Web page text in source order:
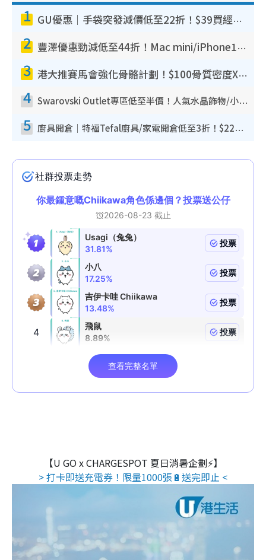
1 GU優惠｜手袋突發減價低至22折！$39買經典波士頓包/餃子袋！飾物同步減價$29起！
2 豐澤優惠勁減低至44折！Mac mini/iPhone17Pro大減價！廚房家電$220起
3 港大推賽馬會強化骨骼計劃！$100骨質密度X光檢查 完成免費運動訓練送超市禮券！附參加資格
4 Swarovski Outlet專區低至半價！人氣水晶飾物/小擺設$138起！迪士尼款/水晶高跟鞋都有平
5 廚具開倉｜特福Tefal廚具/家電開倉低至3折！$220起買平底鍋/炒鑊/湯煲！電飯煲/吸塵機/燙斗$418起
【U GO x CHARGESPOT 夏日消暑企劃⚡】
> 打卡即送充電券！限量1000張🔋送完即止 <